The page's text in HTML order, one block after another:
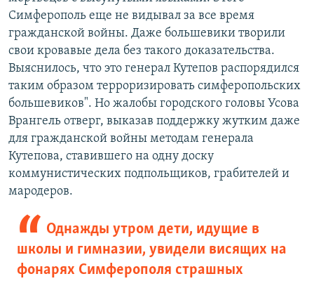
Симферополь еще не видывал за все время
гражданской войны. Даже большевики творили
свои кровавые дела без такого доказательства.
Выяснилось, что это генерал Кутепов распорядился
таким образом терроризировать симферопольских
большевиков". Но жалобы городского головы Усова
Врангель отверг, выказав поддержку жутким даже
для гражданской войны методам генерала
Кутепова, ставившего на одну доску
коммунистических подпольщиков, грабителей и
мародеров.
Однажды утром дети, идущие в
школы и гимназии, увидели висящих на
фонарях Симферополя страшных